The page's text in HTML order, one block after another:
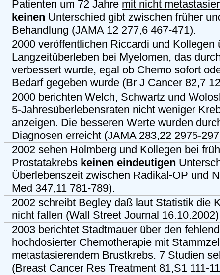
Patienten um 72 Jahre mit nicht
keinen Unterschied gibt zwischen früher
Behandlung (JAMA 12 277,6 467-471).
2000 veröffentlichen Riccardi und Kollegen
Langzeitüberleben bei Myelomen, das
verbessert wurde, egal ob Chemo sofort
Bedarf gegeben wurde (Br J Cancer 82,7
2000 berichten Welch, Schwartz und
5-Jahresüberlebensraten nicht weniger
anzeigen. Die besseren Werte wurden
Diagnosen erreicht (JAMA 283,22 2975-
2002 sehen Holmberg und Kollegen bei
Prostatakrebs keinen eindeutigen
Überlebenszeit zwischen Radikal-OP und
Med 347,11 781-789).
2002 schreibt Begley daß laut Statistik die
nicht fallen (Wall Street Journal
2003 berichtet Stadtmauer über den
hochdosierter Chemotherapie mit
metastasierendem Brustkrebs. 7 Studien
(Breast Cancer Res Treatment 81,S1 111-